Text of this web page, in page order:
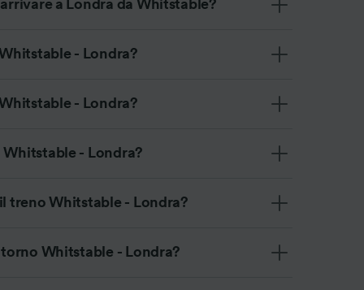
a Londra da Whitstable?
- Londra?
- Londra?
- Londra?
treno Whitstable - Londra?
Whitstable - Londra?